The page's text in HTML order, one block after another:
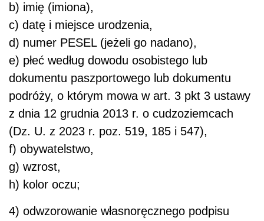
b) imię (imiona),
c) datę i miejsce urodzenia,
d) numer PESEL (jeżeli go nadano),
e) płeć według dowodu osobistego lub
dokumentu paszportowego lub dokumentu
podróży, o którym mowa w art. 3 pkt 3 ustawy
z dnia 12 grudnia 2013 r. o cudzoziemcach
(Dz. U. z 2023 r. poz. 519, 185 i 547),
f) obywatelstwo,
g) wzrost,
h) kolor oczu;
4) odwzorowanie własnoręcznego podpisu